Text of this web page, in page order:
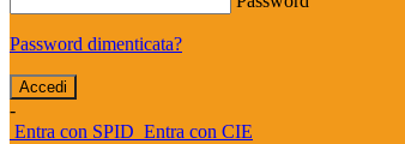
Password dimenticata?
-
Entra con SPID Entra con CIE